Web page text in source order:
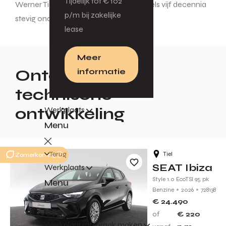
p/m bij zakelijke
lease
Meer
informatie
Werkplaats
Menu
Terug
Werkplaats
Menu
Terug
Werner Tietz. Dat vertrouwen is inmiddels vijf decennia
stevig onderbouwd.
Ontdek 50 jaar
technische
ontwikkeling
Zomerkorting Tiel
SEAT Ibiza
Style 1.0 EcoTSI 95 pk
Benzine
2026 728138
€ 24.490
of
€ 220